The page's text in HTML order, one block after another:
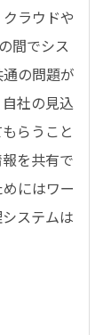
ラウドや
間でシス
の問題が
社の見込
らうこと
を共有で
にはワー
ステムは